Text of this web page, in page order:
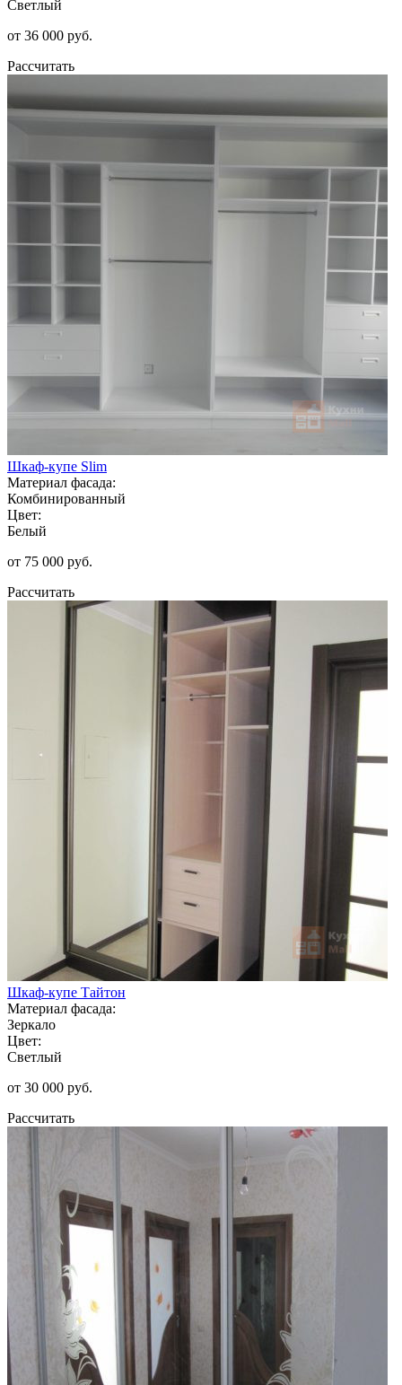
Светлый
от 36 000 руб.
Рассчитать
Шкаф-купе Slim
Материал фасада:
Комбинированный
Цвет:
Белый
от 75 000 руб.
Рассчитать
Шкаф-купе Тайтон
Материал фасада:
Зеркало
Цвет:
Светлый
от 30 000 руб.
Рассчитать